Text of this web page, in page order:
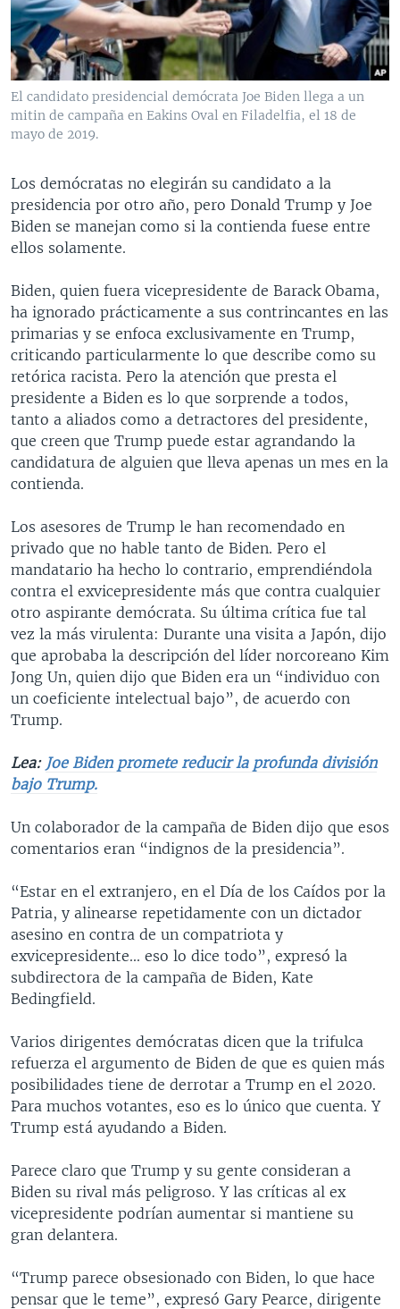
VENEZUELA
BRASIL
NICARAGUA
ECONOMÍA
ENTRETENIMIENTO Y CULTURA
TECNOLOGÍA
DEPORTES
CIENCIA Y SALUD
MULTIMEDIA
VIDEOS
FOTOGRAFÍA
AUDIOS
PROGRAMAS TV
EL MUNDO AL DÍA
FORO INTERAMERICANO
VISIÓN 360
LAS CLAVES
PANORAMA
RADIO
AVANCE INFORMATIVO
AUDIONOTICIAS
BUENOS DÍAS AMÉRICA
ESTADOS UNIDOS AL DÍA
EL MUNDO AL DÍA [RADIO]
DEPORTIVO INTERNACIONAL
NOTA ECONÓMICA
ENTRETENIMIENTO
DIRECT
DOCUMENTALES DE LA VOA
Learning English
SÍGANOS
Idiomas
El candidato presidencial demócrata Joe Biden llega a un
mitin de campaña en Eakins Oval en Filadelfia, el 18 de
mayo de 2019.
Los demócratas no elegirán su candidato a la
presidencia por otro año, pero Donald Trump y Joe
Biden se manejan como si la contienda fuese entre
ellos solamente.
Biden, quien fuera vicepresidente de Barack Obama,
ha ignorado prácticamente a sus contrincantes en las
primarias y se enfoca exclusivamente en Trump,
criticando particularmente lo que describe como su
retórica racista. Pero la atención que presta el
presidente a Biden es lo que sorprende a todos,
tanto a aliados como a detractores del presidente,
que creen que Trump puede estar agrandando la
candidatura de alguien que lleva apenas un mes en la
contienda.
Los asesores de Trump le han recomendado en
privado que no hable tanto de Biden. Pero el
mandatario ha hecho lo contrario, emprendiéndola
contra el exvicepresidente más que contra cualquier
otro aspirante demócrata. Su última crítica fue tal
vez la más virulenta: Durante una visita a Japón, dijo
que aprobaba la descripción del líder norcoreano Kim
Jong Un, quien dijo que Biden era un “individuo con
un coeficiente intelectual bajo”, de acuerdo con
Trump.
Lea: Joe Biden promete reducir la profunda división
bajo Trump.
Un colaborador de la campaña de Biden dijo que esos
comentarios eran “indignos de la presidencia”.
“Estar en el extranjero, en el Día de los Caídos por la
Patria, y alinearse repetidamente con un dictador
asesino en contra de un compatriota y
exvicepresidente... eso lo dice todo”, expresó la
subdirectora de la campaña de Biden, Kate
Bedingfield.
Varios dirigentes demócratas dicen que la trifulca
refuerza el argumento de Biden de que es quien más
posibilidades tiene de derrotar a Trump en el 2020.
Para muchos votantes, eso es lo único que cuenta. Y
Trump está ayudando a Biden.
Parece claro que Trump y su gente consideran a
Biden su rival más peligroso. Y las críticas al ex
vicepresidente podrían aumentar si mantiene su
gran delantera.
“Trump parece obsesionado con Biden, lo que hace
pensar que le teme”, expresó Gary Pearce, dirigente